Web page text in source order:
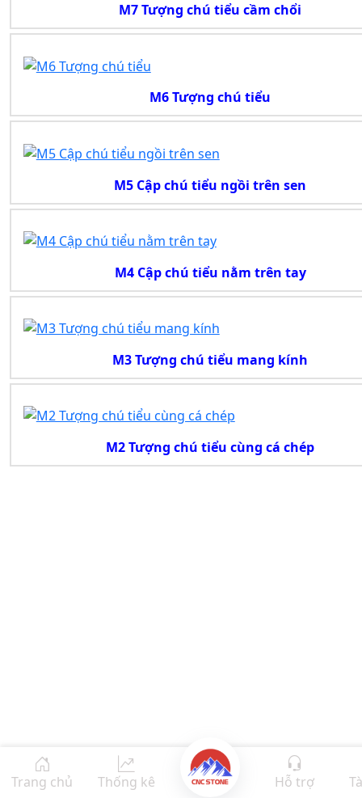
M7 Tượng chú tiểu cầm chổi
M6 Tượng chú tiểu
M5 Cập chú tiểu ngồi trên sen
M4 Cập chú tiểu nằm trên tay
M3 Tượng chú tiểu mang kính
M2 Tượng chú tiểu cùng cá chép
Trang chủ Thống kê Hỗ trợ